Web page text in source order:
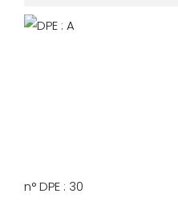
n° DPE : 30